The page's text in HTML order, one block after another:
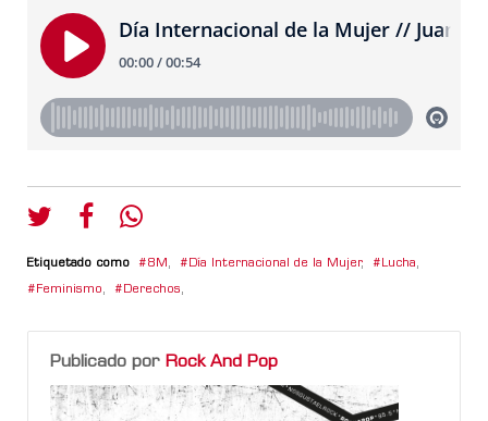
Etiquetado como 8M , Día Internacional de la Mujer, Lucha,
Feminismo, Derechos,
Publicado por Rock And Pop